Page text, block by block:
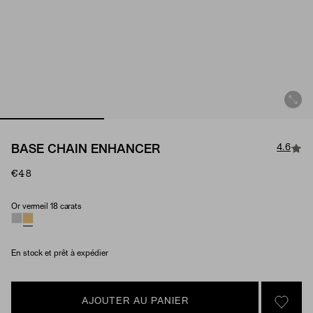
BASE CHAIN ENHANCER 4.6
€48
Matériau
Or vermeil 18 carats
En stock et prêt à expédier
AJOUTER AU PANIER
SIGN